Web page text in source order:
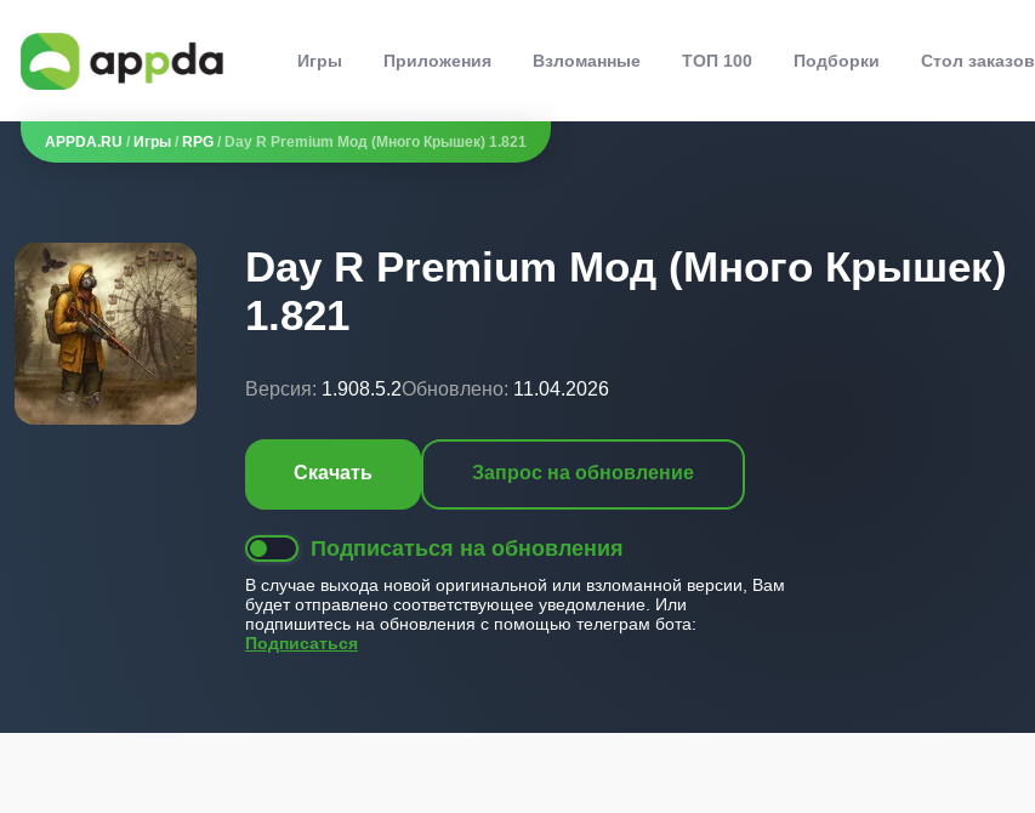
Игры Приложения Взломанные ТОП 100 Подборки Стол заказов
APPDA.RU / Игры / RPG / Day R Premium Мод (Много Крышек) 1.821
Day R Premium Мод (Много Крышек)
1.821
Версия: 1.908.5.2Обновлено: 11.04.2026
Скачать Запрос на обновление
Подписаться на обновления
В случае выхода новой оригинальной или взломанной версии, Вам
будет отправлено соответствующее уведомление. Или
подпишитесь на обновления с помощью телеграм бота:
Подписаться